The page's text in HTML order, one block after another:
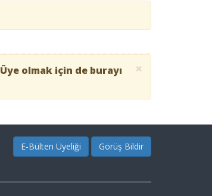
×
Üye olmak için de burayı
E-Bülten Üyeliği Görüş Bildir